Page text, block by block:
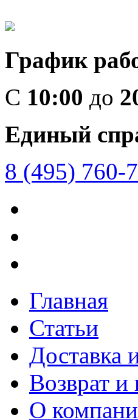
График
C 10:00 до
Единый
8 (495) 760-
Главная
Статьи
Доставка
Возврат и
О